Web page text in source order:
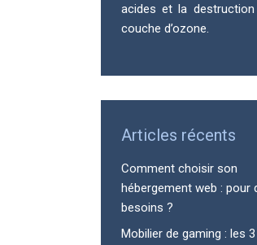
acides et la
couche d’ozone.
Articles récents
Comment choisir son
hébergement web : pour
besoins ?
Mobilier de gaming : les 3